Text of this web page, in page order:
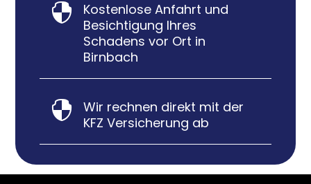

Kostenlose Anfahrt und
Besichtigung Ihres
Schadens vor Ort in
Birnbach

Wir rechnen direkt mit der
KFZ Versicherung ab